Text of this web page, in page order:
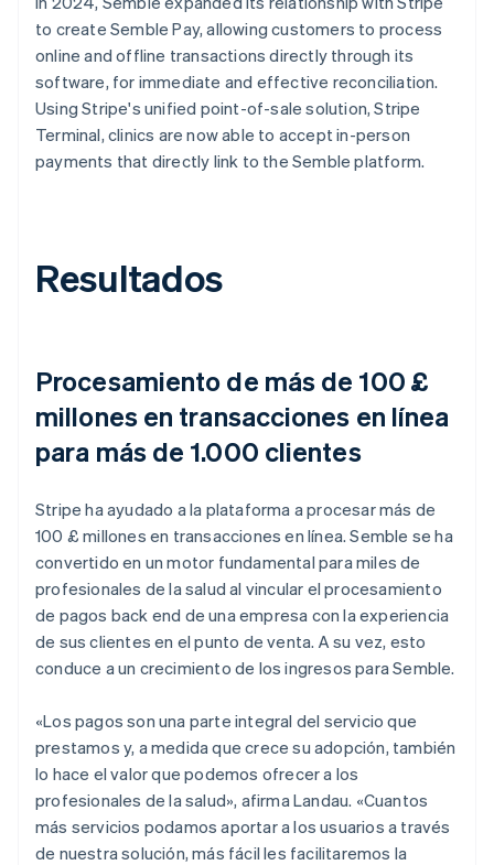
to create Semble Pay, allowing customers to process
online and offline transactions directly through its
software, for immediate and effective reconciliation.
Using Stripe's unified point-of-sale solution, Stripe
Terminal, clinics are now able to accept in-person
payments that directly link to the Semble platform.
Resultados
Procesamiento de más de 100 £
millones en transacciones en línea
para más de 1.000 clientes
Stripe ha ayudado a la plataforma a procesar más de
100 £ millones en transacciones en línea. Semble se ha
convertido en un motor fundamental para miles de
profesionales de la salud al vincular el procesamiento
de pagos back end de una empresa con la experiencia
de sus clientes en el punto de venta. A su vez, esto
conduce a un crecimiento de los ingresos para Semble.
«Los pagos son una parte integral del servicio que
prestamos y, a medida que crece su adopción, también
lo hace el valor que podemos ofrecer a los
profesionales de la salud», afirma Landau. «Cuantos
más servicios podamos aportar a los usuarios a través
de nuestra solución, más fácil les facilitaremos la